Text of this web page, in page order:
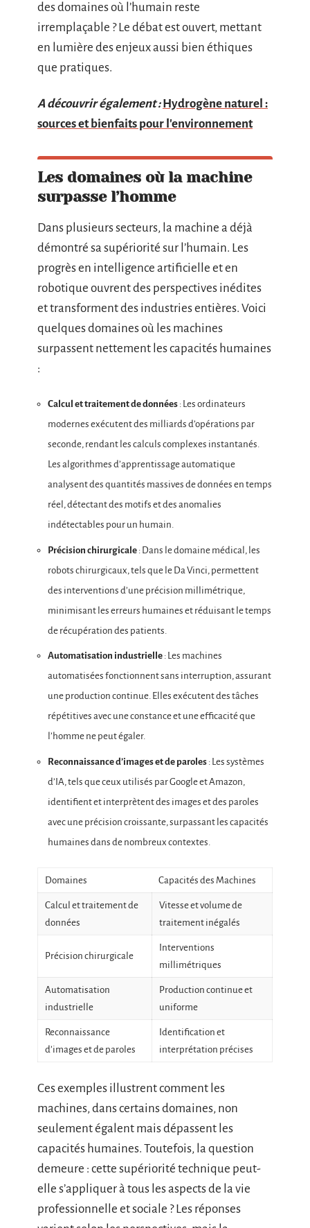
des domaines où l’humain reste
irremplaçable ? Le débat est ouvert, mettant
en lumière des enjeux aussi bien éthiques
que pratiques.
A découvrir également : Hydrogène naturel :
sources et bienfaits pour l'environnement
Les domaines où la machine
surpasse l’homme
Dans plusieurs secteurs, la machine a déjà
démontré sa supériorité sur l’humain. Les
progrès en intelligence artificielle et en
robotique ouvrent des perspectives inédites
et transforment des industries entières. Voici
quelques domaines où les machines
surpassent nettement les capacités humaines
:
Calcul et traitement de données : Les ordinateurs
modernes exécutent des milliards d’opérations par
seconde, rendant les calculs complexes instantanés.
Les algorithmes d’apprentissage automatique
analysent des quantités massives de données en temps
réel, détectant des motifs et des anomalies
indétectables pour un humain.
Précision chirurgicale : Dans le domaine médical, les
robots chirurgicaux, tels que le Da Vinci, permettent
des interventions d’une précision millimétrique,
minimisant les erreurs humaines et réduisant le temps
de récupération des patients.
Automatisation industrielle : Les machines
automatisées fonctionnent sans interruption, assurant
une production continue. Elles exécutent des tâches
répétitives avec une constance et une efficacité que
l’homme ne peut égaler.
Reconnaissance d’images et de paroles : Les systèmes
d’IA, tels que ceux utilisés par Google et Amazon,
identifient et interprètent des images et des paroles
avec une précision croissante, surpassant les capacités
humaines dans de nombreux contextes.
Domaines Capacités des Machines
Calcul et traitement de
données
Vitesse et volume de
traitement inégalés
Précision chirurgicale
Interventions
millimétriques
Automatisation
industrielle
Production continue et
uniforme
Reconnaissance
d’images et de paroles
Identification et
interprétation précises
Ces exemples illustrent comment les
machines, dans certains domaines, non
seulement égalent mais dépassent les
capacités humaines. Toutefois, la question
demeure : cette supériorité technique peut-
elle s’appliquer à tous les aspects de la vie
professionnelle et sociale ? Les réponses